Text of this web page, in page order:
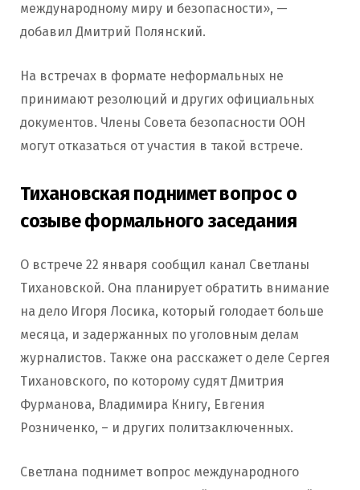
международному миру и безопасности», —
добавил Дмитрий Полянский.
На встречах в формате неформальных не
принимают резолюций и других официальных
документов. Члены Совета безопасности ООН
могут отказаться от участия в такой встрече.
Тихановская поднимет вопрос о
созыве формального заседания
О встрече 22 января сообщил канал Светланы
Тихановской. Она планирует обратить внимание
на дело Игоря Лосика, который голодает больше
месяца, и задержанных по уголовным делам
журналистов. Также она расскажет о деле Сергея
Тихановского, по которому судят Дмитрия
Фурманова, Владимира Книгу, Евгения
Розниченко, – и других политзаключенных.
Светлана поднимет вопрос международного